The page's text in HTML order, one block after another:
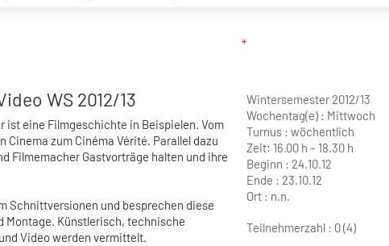
WS 2012/13
ist eine Filmgeschichte in Beispielen. Vom
Cinema zum Cinéma Vérité. Parallel dazu
Filmemacher Gastvorträge halten und ihre
Schnittversionen und besprechen diese
Montage. Künstlerisch, technische
Video werden vermittelt.
Wintersemester 2012/13
Wochentag(e) : Mittwoch
Turnus :wöchentlich
Zeit: 16.00 h – 18.30 h
Beginn : 24.10.12
Ende : 23.10.12
Ort : n.n.
Teilnehmerzahl : 0 (4)